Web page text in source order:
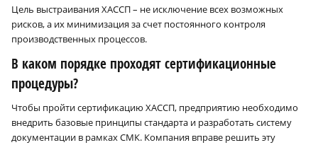
Цель выстраивания ХАССП – не исключение всех возможных
рисков, а их минимизация за счет постоянного контроля
производственных процессов.
В каком порядке проходят сертификационные
процедуры?
Чтобы пройти сертификацию ХАССП, предприятию необходимо
внедрить базовые принципы стандарта и разработать систему
документации в рамках СМК. Компания вправе решить эту